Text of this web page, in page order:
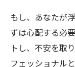
もし、あなたが
ずは心配する必
トし、不安を取
フェッショナル